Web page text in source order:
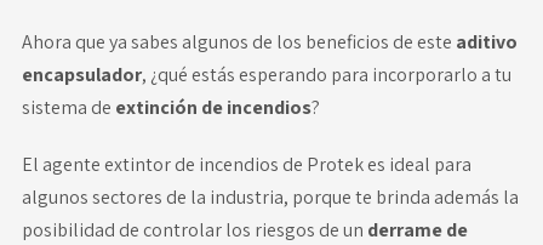
Ahora que ya sabes algunos de los beneficios de este aditivo
encapsulador, ¿qué estás esperando para incorporarlo a tu
sistema de extinción de incendios?
El agente extintor de incendios de Protekes ideal para
algunos sectores de la industria, porque te brinda además la
posibilidad de controlar los riesgos de un derrame de